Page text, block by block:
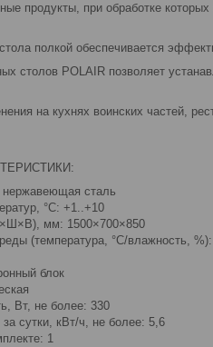
продукты, при обработке
полкой обеспечивается
столов POLAIR позволяет
на кухнях воинских частей,
сталь
°C: +1..+10
мм: 1500×700×850
(температура, °C/влажность,
блок
Вт, не более: 330
за сутки, кВт/ч, не более: 5,6
1